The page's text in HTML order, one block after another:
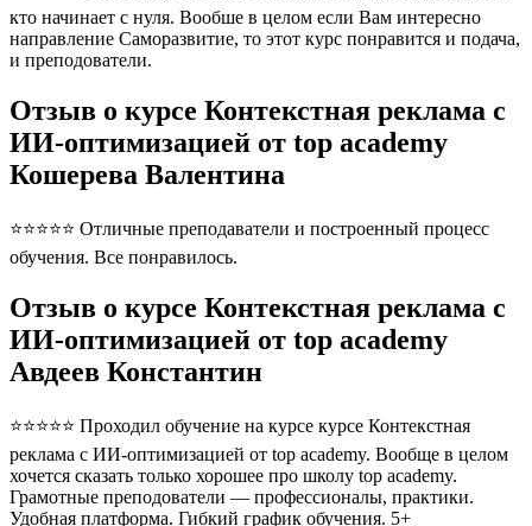
кто начинает с нуля. Вообше в целом если Вам интересно
направление Саморазвитие, то этот курс понравится и подача,
и преподователи.
Отзыв о курсе Контекстная реклама с
ИИ-оптимизацией от top academy
Кошерева Валентина
⭐⭐⭐⭐⭐ Отличные преподаватели и построенный процесс
обучения. Все понравилось.
Отзыв о курсе Контекстная реклама с
ИИ-оптимизацией от top academy
Авдеев Константин
⭐⭐⭐⭐⭐ Проходил обучение на курсе курсе Контекстная
реклама с ИИ-оптимизацией от top academy. Вообще в целом
хочется сказать только хорошее про школу top academy.
Грамотные преподователи — профессионалы, практики.
Удобная платформа. Гибкий график обучения. 5+